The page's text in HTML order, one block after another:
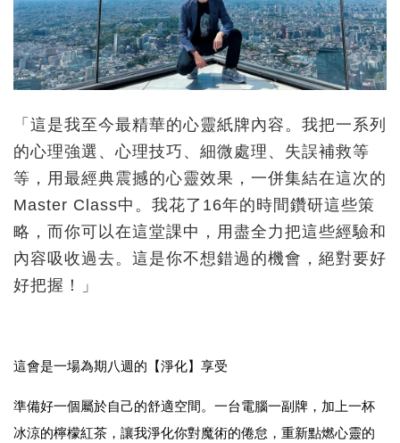
「這是我至今最精華的心靈紙牌內容。我把一系列
的心理強選、心理技巧、細微處理、失誤補救等
等，用最經典震撼的心靈效果，一併集結在這次的
Master Class中。我花了16年的時間鑽研這些策
略，而你可以在這堂課中，用盡全力把這些經驗和
內容吸收過去。這是你不想錯過的機會，絕對要好
好把握！」
這會是一場為期八週的【淨化】享受
準備好一個屬於自己的舒適空間。一台電腦一副牌，加上一杯
冰涼的檸檬紅茶，讓我淨化你對魔術的倦怠，重新點燃心靈的